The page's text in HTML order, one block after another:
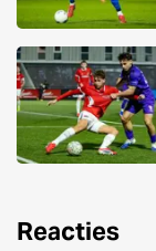
Reacties